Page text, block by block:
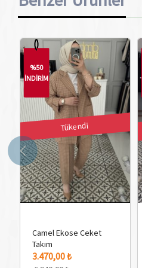
%50
İNDİRİM
Tükendi
Camel Ekose Ceket
Takım
3.470,00 ₺